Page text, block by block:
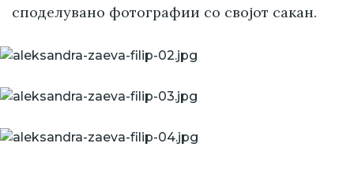
споделувано фотографии со својот сакан.